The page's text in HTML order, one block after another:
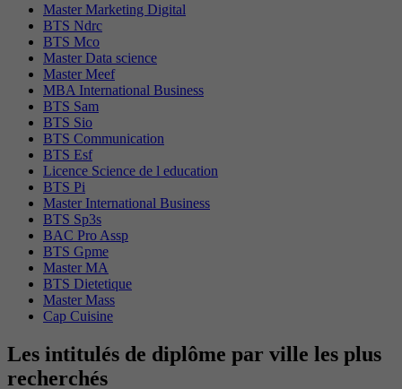
Master Marketing Digital
BTS Ndrc
BTS Mco
Master Data science
Master Meef
MBA International Business
BTS Sam
BTS Sio
BTS Communication
BTS Esf
Licence Science de l education
BTS Pi
Master International Business
BTS Sp3s
BAC Pro Assp
BTS Gpme
Master MA
BTS Dietetique
Master Mass
Cap Cuisine
Les intitulés de diplôme par ville les plus
recherchés